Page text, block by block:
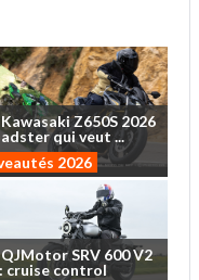
KawasakiZ650S 2026
quiveut ...
2026
QJMotorSRV 600V2
: cruise control